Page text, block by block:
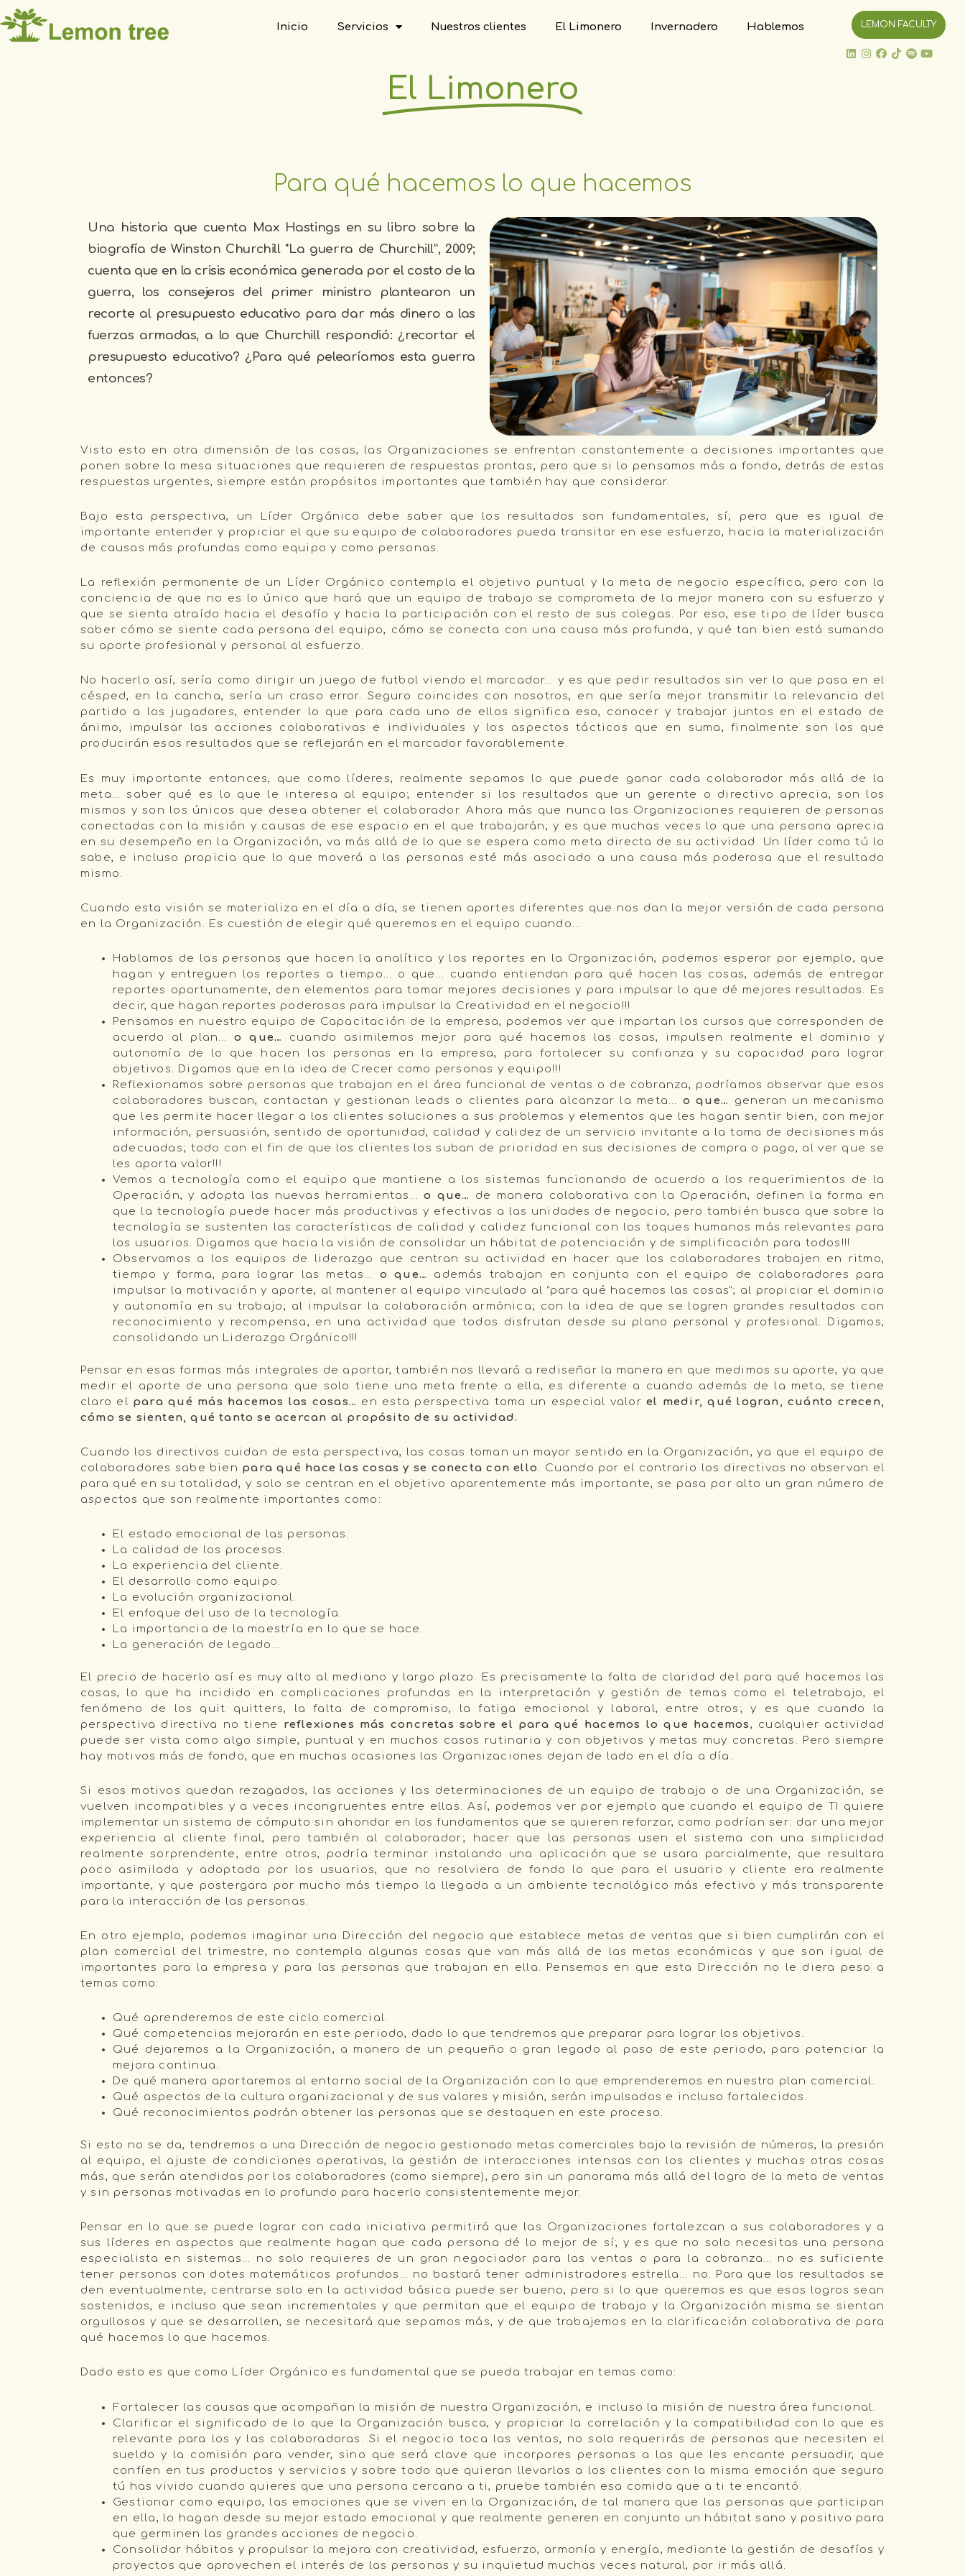
Inicio Servicios Nuestros clientes El Limonero Invernadero Hablemos LEMON FACULTY
El Limonero
Para qué hacemos lo que hacemos
Una historia que cuenta Max Hastings en su libro sobre la
biografía de Winston Churchill "La guerra de Churchill”, 2009;
cuenta que en la crisis económica generada por el costo de la
guerra, los consejeros del primer ministro plantearon un
recorte al presupuesto educativo para dar más dinero a las
fuerzas armadas, a lo que Churchill respondió: ¿recortar el
presupuesto educativo? ¿Para qué pelearíamos esta guerra
entonces?
Visto esto en otra dimensión de las cosas, las Organizaciones se enfrentan constantemente a decisiones importantes que
ponen sobre la mesa situaciones que requieren de respuestas prontas; pero que si lo pensamos más a fondo, detrás de estas
respuestas urgentes, siempre están propósitos importantes que también hay que considerar.
Bajo esta perspectiva, un Líder Orgánico debe saber que los resultados son fundamentales, sí; pero que es igual de
importante entender y propiciar el que su equipo de colaboradores pueda transitar en ese esfuerzo, hacia la materialización
de causas más profundas como equipo y como personas.
La reflexión permanente de un Líder Orgánico contempla el objetivo puntual y la meta de negocio específica, pero con la
conciencia de que no es lo único que hará que un equipo de trabajo se comprometa de la mejor manera con su esfuerzo y
que se sienta atraído hacia el desafío y hacia la participación con el resto de sus colegas. Por eso, ese tipo de líder busca
saber cómo se siente cada persona del equipo, cómo se conecta con una causa más profunda, y qué tan bien está sumando
su aporte profesional y personal al esfuerzo.
No hacerlo así, sería como dirigir un juego de futbol viendo el marcador… y es que pedir resultados sin ver lo que pasa en el
césped, en la cancha, sería un craso error. Seguro coincides con nosotros, en que sería mejor transmitir la relevancia del
partido a los jugadores, entender lo que para cada uno de ellos significa eso, conocer y trabajar juntos en el estado de
ánimo, impulsar las acciones colaborativas e individuales y los aspectos tácticos que en suma, finalmente son los que
producirán esos resultados que se reflejarán en el marcador favorablemente.
Es muy importante entonces, que como líderes, realmente sepamos lo que puede ganar cada colaborador más allá de la
meta… saber qué es lo que le interesa al equipo; entender si los resultados que un gerente o directivo aprecia, son los
mismos y son los únicos que desea obtener el colaborador. Ahora más que nunca las Organizaciones requieren de personas
conectadas con la misión y causas de ese espacio en el que trabajarán, y es que muchas veces lo que una persona aprecia
en su desempeño en la Organización, va más allá de lo que se espera como meta directa de su actividad. Un líder como tú lo
sabe, e incluso propicia que lo que moverá a las personas esté más asociado a una causa más poderosa que el resultado
mismo.
Cuando esta visión se materializa en el día a día, se tienen aportes diferentes que nos dan la mejor versión de cada persona
en la Organización. Es cuestión de elegir qué queremos en el equipo cuando…
Hablamos de las personas que hacen la analítica y los reportes en la Organización, podemos esperar por ejemplo, que
hagan y entreguen los reportes a tiempo… o que… cuando entiendan para qué hacen las cosas, además de entregar
reportes oportunamente, den elementos para tomar mejores decisiones y para impulsar lo que dé mejores resultados. Es
decir, que hagan reportes poderosos para impulsar la Creatividad en el negocio!!!
Pensamos en nuestro equipo de Capacitación de la empresa, podemos ver que impartan los cursos que corresponden de
acuerdo al plan…o que…
cuando asimilemos mejor para qué hacemos las cosas, impulsen realmente el dominio y
autonomía de lo que hacen las personas en la empresa, para fortalecer su confianza y su capacidad para lograr
objetivos. Digamos que en la idea de Crecer como personas y equipo!!!
Reflexionamos sobre personas que trabajan en el área funcional de ventas o de cobranza, podríamos observar que esos
colaboradores buscan, contactan y gestionan leads o clientes para alcanzar la meta… o que…
generan un mecanismo
que les permite hacer llegar a los clientes soluciones a sus problemas y elementos que les hagan sentir bien, con mejor
información, persuasión, sentido de oportunidad, calidad y calidez de un servicio invitante a la toma de decisiones más
adecuadas; todo con el fin de que los clientes los suban de prioridad en sus decisiones de compra o pago, al ver que se
les aporta valor!!!
Vemos a tecnología como el equipo que mantiene a los sistemas funcionando de acuerdo a los requerimientos de la
Operación, y adopta las nuevas herramientas… o que… de manera colaborativa con la Operación, definen la forma en
que la tecnología puede hacer más productivas y efectivas a las unidades de negocio, pero también busca que sobre la
tecnología se sustenten las características de calidad y calidez funcional con los toques humanos más relevantes para
los usuarios. Digamos que hacia la visión de consolidar un hábitat de potenciación y de simplificación para todos!!!
Observamos a los equipos de liderazgo que centran su actividad en hacer que los colaboradores trabajen en ritmo,
tiempo y forma, para lograr las metas… o que…
además trabajan en conjunto con el equipo de colaboradores para
impulsar la motivación y aporte, al mantener al equipo vinculado al “para qué hacemos las cosas”; al propiciar el dominio
y autonomía en su trabajo; al impulsar la colaboración armónica; con la idea de que se logren grandes resultados con
reconocimiento y recompensa, en una actividad que todos disfrutan desde su plano personal y profesional. Digamos,
consolidando un Liderazgo Orgánico!!!
Pensar en esas formas más integrales de aportar, también nos llevará a rediseñar la manera en que medimos su aporte, ya que
medir el aporte de una persona que solo tiene una meta frente a ella, es diferente a cuando además de la meta, se tiene
claro el para qué más hacemos las cosas… en esta perspectiva toma un especial valorel medir, qué logran, cuánto crecen,
cómo se sienten, qué tanto se acercan al propósito de su actividad.
Cuando los directivos cuidan de esta perspectiva, las cosas toman un mayor sentido en la Organización, ya que el equipo de
colaboradores sabe bien para qué hace las cosas y se conecta con ello. Cuando por el contrario los directivos no observan el
para qué en su totalidad, y solo se centran en el objetivo aparentemente más importante, se pasa por alto un gran número de
aspectos que son realmente importantes como:
El estado emocional de las personas.
La calidad de los procesos.
La experiencia del cliente.
El desarrollo como equipo.
La evolución organizacional.
El enfoque del uso de la tecnología.
La importancia de la maestría en lo que se hace.
La generación de legado…
El precio de hacerlo así es muy alto al mediano y largo plazo. Es precisamente la falta de claridad del para qué hacemos las
cosas, lo que ha incidido en complicaciones profundas en la interpretación y gestión de temas como el teletrabajo, el
fenómeno de los quit quitters, la falta de compromiso, la fatiga emocional y laboral, entre otros; y es que cuando la
perspectiva directiva no tiene reflexiones más concretas sobre el para qué hacemos lo que hacemos, cualquier actividad
puede ser vista como algo simple, puntual y en muchos casos rutinaria y con objetivos y metas muy concretas. Pero siempre
hay motivos más de fondo, que en muchas ocasiones las Organizaciones dejan de lado en el día a día.
Si esos motivos quedan rezagados, las acciones y las determinaciones de un equipo de trabajo o de una Organización, se
vuelven incompatibles y a veces incongruentes entre ellas. Así, podemos ver por ejemplo que cuando el equipo de TI quiere
implementar un sistema de cómputo sin ahondar en los fundamentos que se quieren reforzar, como podrían ser: dar una mejor
experiencia al cliente final, pero también al colaborador; hacer que las personas usen el sistema con una simplicidad
realmente sorprendente, entre otros, podría terminar instalando una aplicación que se usara parcialmente, que resultara
poco asimilada y adoptada por los usuarios, que no resolviera de fondo lo que para el usuario y cliente era realmente
importante, y que postergara por mucho más tiempo la llegada a un ambiente tecnológico más efectivo y más transparente
para la interacción de las personas.
En otro ejemplo, podemos imaginar una Dirección del negocio que establece metas de ventas que si bien cumplirán con el
plan comercial del trimestre, no contempla algunas cosas que van más allá de las metas económicas y que son igual de
importantes para la empresa y para las personas que trabajan en ella. Pensemos en que esta Dirección no le diera peso a
temas como:
Qué aprenderemos de este ciclo comercial.
Qué competencias mejorarán en este periodo, dado lo que tendremos que preparar para lograr los objetivos.
Qué dejaremos a la Organización, a manera de un pequeño o gran legado al paso de este periodo, para potenciar la
mejora continua.
De qué manera aportaremos al entorno social de la Organización con lo que emprenderemos en nuestro plan comercial.
Qué aspectos de la cultura organizacional y de sus valores y misión, serán impulsados e incluso fortalecidos.
Qué reconocimientos podrán obtener las personas que se destaquen en este proceso.
Si esto no se da, tendremos a una Dirección de negocio gestionado metas comerciales bajo la revisión de números, la presión
al equipo, el ajuste de condiciones operativas, la gestión de interacciones intensas con los clientes y muchas otras cosas
más, que serán atendidas por los colaboradores (como siempre), pero sin un panorama más allá del logro de la meta de ventas
y sin personas motivadas en lo profundo para hacerlo consistentemente mejor.
Pensar en lo que se puede lograr con cada iniciativa permitirá que las Organizaciones fortalezcan a sus colaboradores y a
sus líderes en aspectos que realmente hagan que cada persona dé lo mejor de sí; y es que no solo necesitas una persona
especialista en sistemas… no solo requieres de un gran negociador para las ventas o para la cobranza… no es suficiente
tener personas con dotes matemáticos profundos… no bastará tener administradores estrella… no. Para que los resultados se
den eventualmente, centrarse solo en la actividad básica puede ser bueno, pero si lo que queremos es que esos logros sean
sostenidos, e incluso que sean incrementales y que permitan que el equipo de trabajo y la Organización misma se sientan
orgullosos y que se desarrollen, se necesitará que sepamos más, y de que trabajemos en la clarificación colaborativa de para
qué hacemos lo que hacemos.
Dado esto es que como Líder Orgánico es fundamental que se pueda trabajar en temas como:
Fortalecer las causas que acompañan la misión de nuestra Organización, e incluso la misión de nuestra área funcional.
Clarificar el significado de lo que la Organización busca, y propiciar la correlación y la compatibilidad con lo que es
relevante para los y las colaboradoras. Si el negocio toca las ventas, no solo requerirás de personas que necesiten el
sueldo y la comisión para vender, sino que será clave que incorpores personas a las que les encante persuadir, que
confíen en tus productos y servicios y sobre todo que quieran llevarlos a los clientes con la misma emoción que seguro
tú has vivido cuando quieres que una persona cercana a ti, pruebe también esa comida que a ti te encantó.
Gestionar como equipo, las emociones que se viven en la Organización, de tal manera que las personas que participan
en ella, lo hagan desde su mejor estado emocional y que realmente generen en conjunto un hábitat sano y positivo para
que germinen las grandes acciones de negocio.
Consolidar hábitos y propulsar la mejora con creatividad, esfuerzo, armonía y energía, mediante la gestión de desafíos y
proyectos que aprovechen el interés de las personas y su inquietud muchas veces natural, por ir más allá.